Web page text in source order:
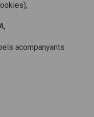
acompanyants